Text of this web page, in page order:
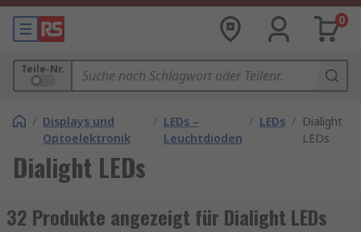
0
Teile-Nr.
/ Displays und
Optoelektronik
/ LEDs –
Leuchtdioden
/ LEDs / Dialight
LEDs
Dialight LEDs
32 Produkte angezeigt für Dialight LEDs